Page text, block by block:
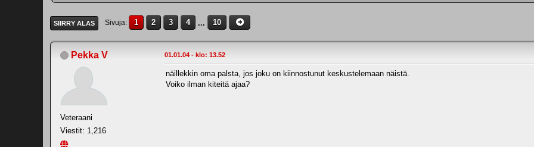
SIIRRY ALAS Sivuja 1 2 3 4 ... 10
Pekka V
Veteraani
Viestit: 1,216
01.01.04 - klo: 13.52
näillekkin oma palsta, jos joku on kiinnostunut keskustelemaan näistä.
Voiko ilman kiteitä ajaa?